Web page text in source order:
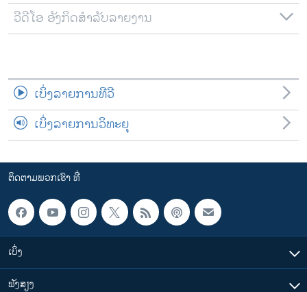
ວີດີໂອ ອັງກິດສຳລັບລາຍງານ
ເບິ່ງລາຍການທີວີ
ເບິ່ງລາຍການວິທະຍຸ
ຕິດຕາມພວກເຮົາ ທີ່
ເບິ່ງ
ຟັງສຽງ